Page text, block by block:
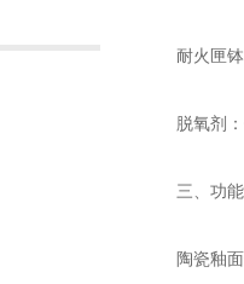
耐火匣钵：
脱氧剂：低
三、功能
陶瓷釉面烘